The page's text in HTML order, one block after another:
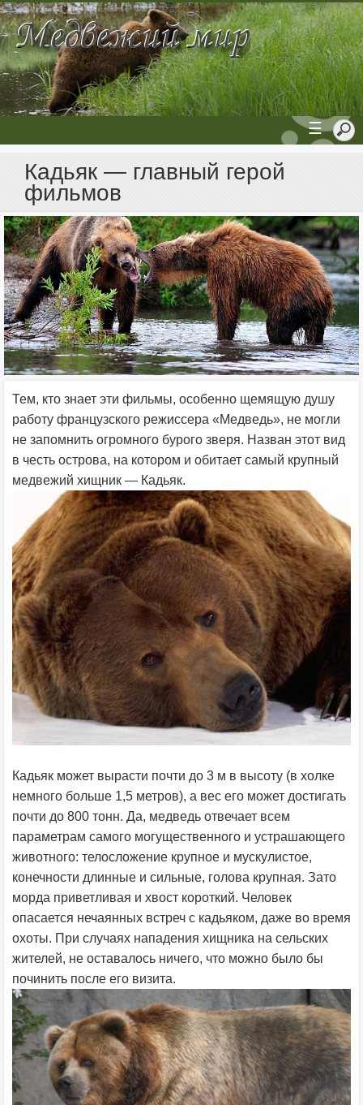
☰
Кадьяк — главный герой
фильмов
Тем, кто знает эти фильмы, особенно щемящую душу
работу французского режиссера «Медведь», не могли
не запомнить огромного бурого зверя. Назван этот вид
в честь острова, на котором и обитает самый крупный
медвежий хищник — Кадьяк.
Кадьяк может вырасти почти до 3 м в высоту (в холке
немного больше 1,5 метров), а вес его может достигать
почти до 800 тонн. Да, медведь отвечает всем
параметрам самого могущественного и устрашающего
животного: телосложение крупное и мускулистое,
конечности длинные и сильные, голова крупная. Зато
морда приветливая и хвост короткий. Человек
опасается нечаянных встреч с кадьяком, даже во время
охоты. При случаях нападения хищника на сельских
жителей, не оставалось ничего, что можно было бы
починить после его визита.